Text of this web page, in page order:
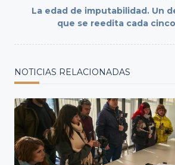
reader-
text">Page</span>
La edad de imputabilidad. Un
que se reedita cada
NOTICIAS RELACIONADAS